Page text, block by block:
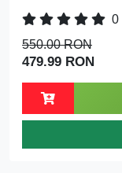
0
550.00 RON
479.99 RON